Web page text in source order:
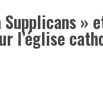
»
l’église